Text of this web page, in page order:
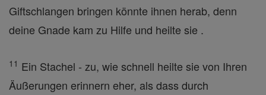
Giftschlangen bringen könnte ihnen herab, denn
deine Gnade kam zu Hilfe und heilte sie .
11 Ein Stachel - zu, wie schnell heilte sie von Ihren
Äußerungen erinnern eher, als dass durch